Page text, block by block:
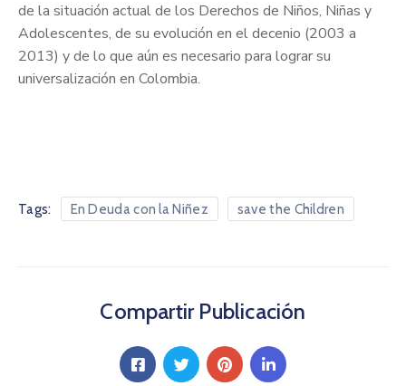
de la situación actual de los Derechos de Niños, Niñas y
Adolescentes, de su evolución en el decenio (2003 a
2013) y de lo que aún es necesario para lograr su
universalización en Colombia.
Tags: En Deuda con la Niñez save the Children
Compartir Publicación